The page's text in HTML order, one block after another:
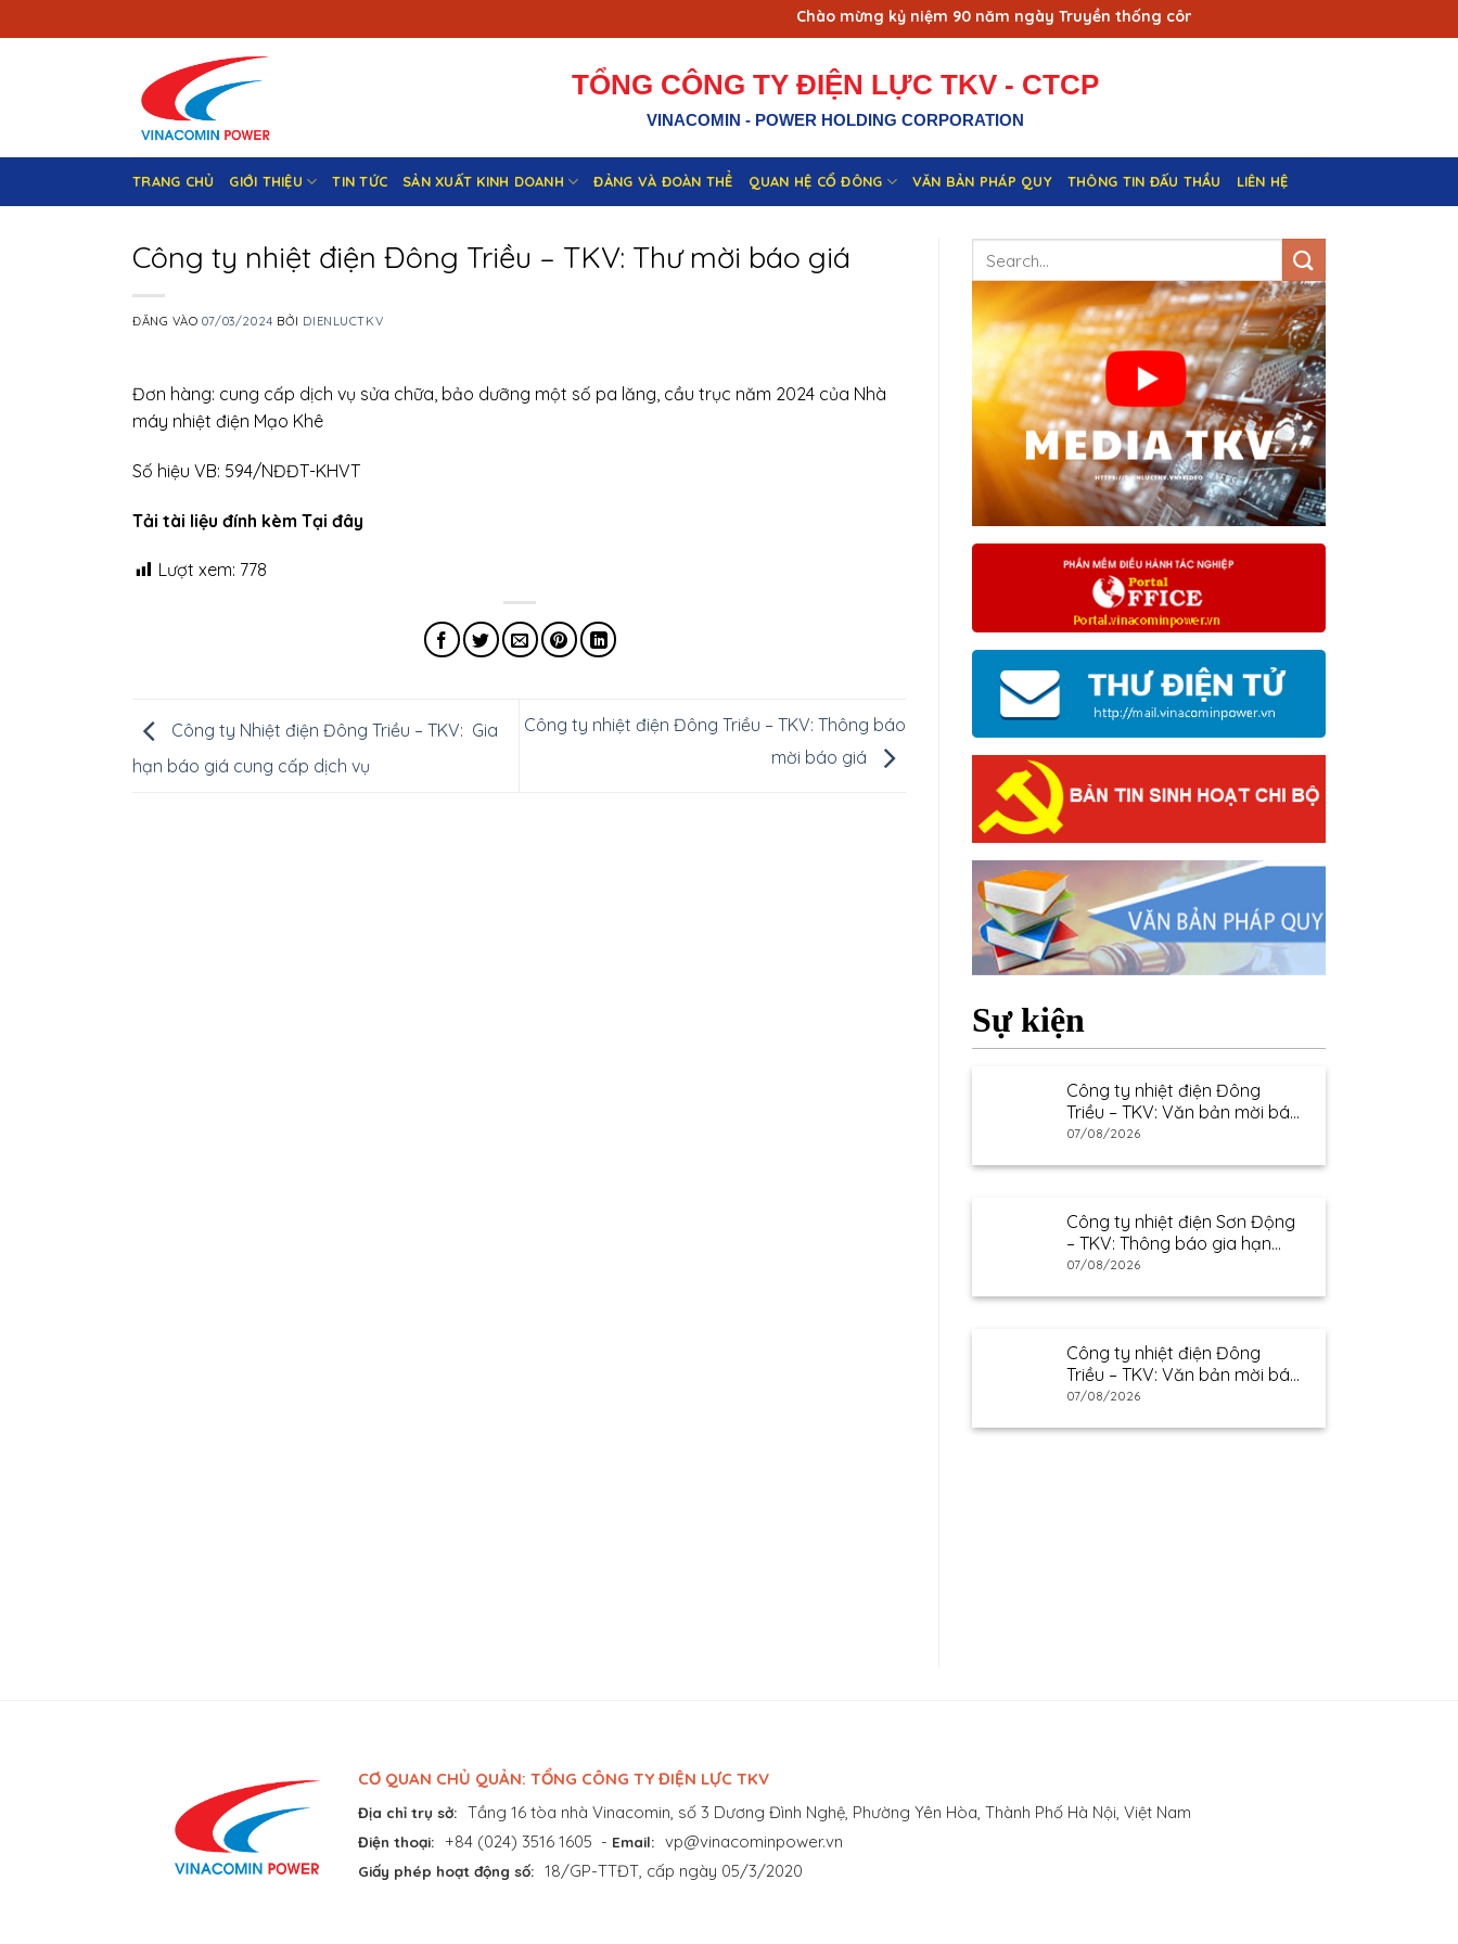
qua
Chào mừng kỷ niệm 90 năm ngày Truyền thống công nhân Vùng mỏ - Truyền thống ngành
TỔNG CÔNG TY ĐIỆN LỰC TKV - CTCP
VINACOMIN - POWER HOLDING CORPORATION
TRANG CHỦ GIỚI THIỆU TIN TỨC SẢN XUẤT KINH DOANH ĐẢNG VÀ ĐOÀN THỂ QUAN HỆ CỔ ĐÔNG VĂN BẢN PHÁP QUY THÔNG TIN ĐẤU THẦU LIÊN HỆ
Công ty nhiệt điện Đông Triều – TKV: Thư mời báo giá
ĐĂNG VÀO07/03/2024 BỞI DIENLUCTKV
Đơn hàng: cung cấp dịch vụ sửa chữa, bảo dưỡng một số pa lăng, cầu trục năm 2024 của Nhà
máy nhiệt điện Mạo Khê
Số hiệu VB: 594/NĐĐT-KHVT
Tải tài liệu đính kèm Tại đây
Lượt xem: 778
Công ty Nhiệt điện Đông Triều – TKV: Gia
hạn báo giá cung cấp dịch vụ
Công ty nhiệt điện Đông Triều – TKV: Thông báo
mời báo giá
Sự kiện
Công ty nhiệt điện Đông
Triều – TKV: Văn bản mời báo
giá
07/08/2026
Công ty nhiệt điện Sơn Động
– TKV: Thông báo gia hạn
thư mời báo giá
07/08/2026
Công ty nhiệt điện Đông
Triều – TKV: Văn bản mời báo
giá
07/08/2026
CƠ QUAN CHỦ QUẢN: TỔNG CÔNG TY ĐIỆN LỰC TKV
Địa chỉ trụ sở: Tầng 16 tòa nhà Vinacomin, số 3 Dương Đình Nghệ, Phường Yên Hòa, Thành Phố Hà Nội, Việt Nam
Điện thoại: +84 (024) 3516 1605 - Email: vp@vinacominpower.vn
Giấy phép hoạt động số: 18/GP-TTĐT, cấp ngày 05/3/2020